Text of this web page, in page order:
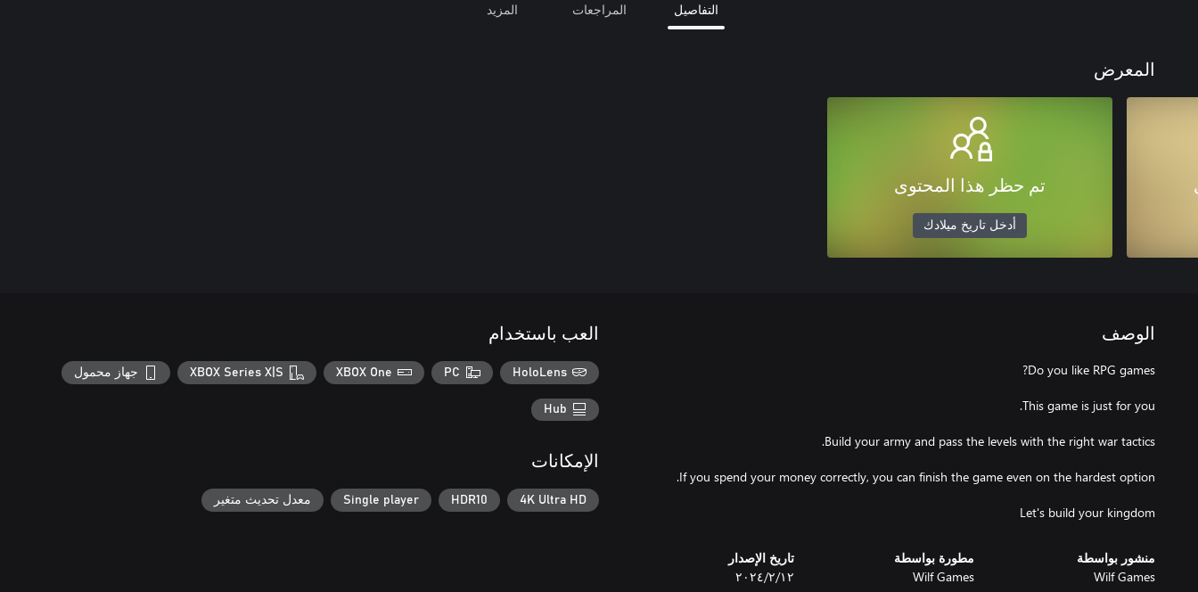
التفاصيل المراجعات المزيد
المعرض
تم حظر هذا المحتوى
أدخل تاريخ ميلادك
الوصف
Let's build your kingdom
منشور بواسطة
Wilf Games
مطورة بواسطة
Wilf Games
تاريخ الإصدار
١٢‏/٢‏/٢٠٢٤
العب باستخدام
HoloLens
PC
XBOX One
XBOX Series X|S جهاز محمول
Hub
الإمكانات
4K Ultra HD
HDR10
Single player معدل تحديث متغير